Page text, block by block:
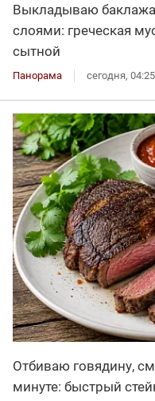
Выкладываю
слоями: греческая
сытной
Панорама сегодня, 04:25
Отбиваю говядину,
минуте: быстрый